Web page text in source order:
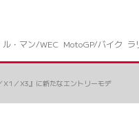
ル・マン/WEC MotoGP/バイク ラ
X1／X3』に新たなエントリーモデ